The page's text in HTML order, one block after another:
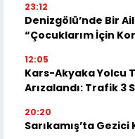
23:12
Denizgölü’nde Bir
“Çocuklarım İçin
12:05
Kars-Akyaka Yolcu
Arızalandı: Trafik 3
20:20
Sarıkamış’ta